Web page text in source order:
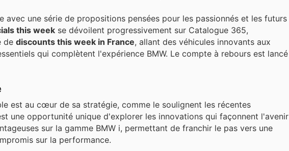
avec une série de propositions pensées pour les passionnés et les futurs
this week se dévoilent progressivement sur Catalogue 365,
de discounts this week in France, allant des véhicules innovants aux
qui complètent l'expérience BMW. Le compte à rebours est lancé
est au cœur de sa stratégie, comme le soulignent les récentes
une opportunité unique d'explorer les innovations qui façonnent l'avenir
sur la gamme BMW i, permettant de franchir le pas vers une
sur la performance.